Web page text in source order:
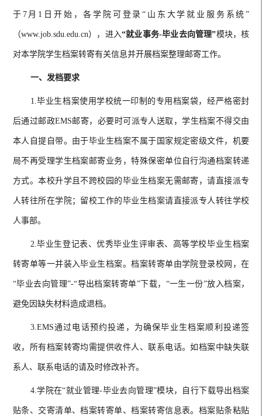
于7月1日开始，各学院可登录“山东大学就业服务系统”
（www.job.sdu.edu.cn），进入“就业事务-毕业去向管理”模块，核
对本学院学生档案转寄有关信息并开展档案整理邮寄工作。
一、发档要求
1.毕业生档案使用学校统一印制的专用档案袋，经严格密封
后通过邮政EMS邮寄，必要时可派专人送取，学生档案不得交由
本人自提自带。由于毕业生档案不属于国家规定密级文件，机要
局不再受理学生档案邮寄业务，特殊保密单位自行沟通档案转递
方式。本校升学且不跨校园的毕业生档案无需邮寄，请直接派专
人转往所在学院；留校工作的毕业生档案请直接派专人转往学校
人事部。
2.毕业生登记表、优秀毕业生评审表、高等学校毕业生档案
转寄单等一并装入毕业生档案。档案转寄单由学院登录校网，在
“毕业去向管理”-“导出档案转寄单”下载，“一生一份”放入档案，
避免因缺失材料造成退档。
3.EMS通过电话预约投递， 为确保毕业生档案顺利投递签
收，所有档案转寄均需提供收件人、联系电话。如档案中缺失联
系人、联系电话的请及时修改补齐。
4.学院在“就业管理-毕业去向管理”模块，自行下载导出档案
贴条、交寄清单、档案转寄单、档案转寄信息表。档案贴条粘贴